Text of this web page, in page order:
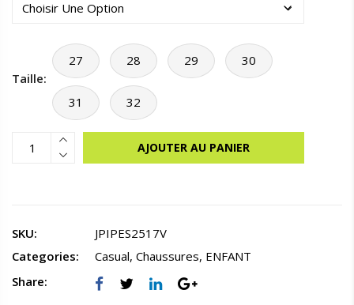
prix
120.000 TND.
prix
60.000 TND.
Taille:
27 28 29 30
31 32
AJOUTER AU PANIER
SKU:
JPIPES2517V
Categories:
Casual, Chaussures, ENFANT
Share: